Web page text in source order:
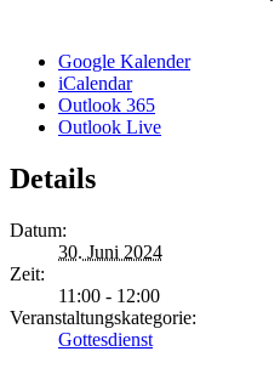
Google Kalender
iCalendar
Outlook 365
Outlook Live
Details
Datum:
30. Juni 2024
Zeit:
11:00 - 12:00
Veranstaltungskategorie:
Gottesdienst